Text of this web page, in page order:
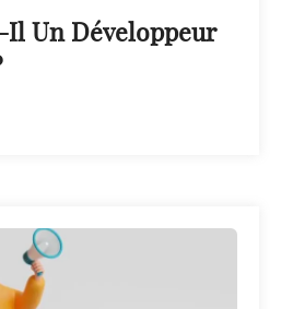
Il Un Développeur